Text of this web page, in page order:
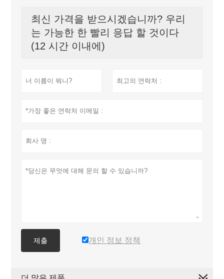
최신 가격을 받으시겠습니까? 우리
는 가능한 한 빨리 응답 할 것이다
(12 시간 이내에)
제출 개인 정보 정책